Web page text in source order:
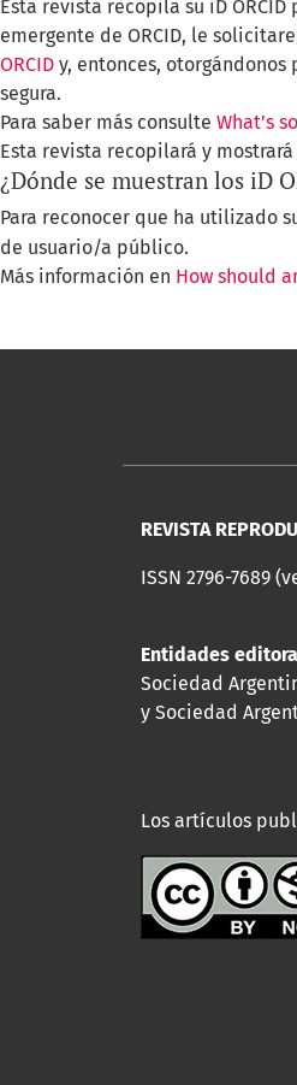
Esta revista recopila su iD
emergente de ORCID, le
ORCID y, entonces, otorgándonos
segura.
Para saber más consulte What’s
Esta revista recopilará y
¿Dónde se muestran los iD
Para reconocer que ha utilizado
de usuario/a público.
Más información en How should
REVISTA
ISSN 2796-7689
Entidades
Sociedad
y Sociedad
Los artículos